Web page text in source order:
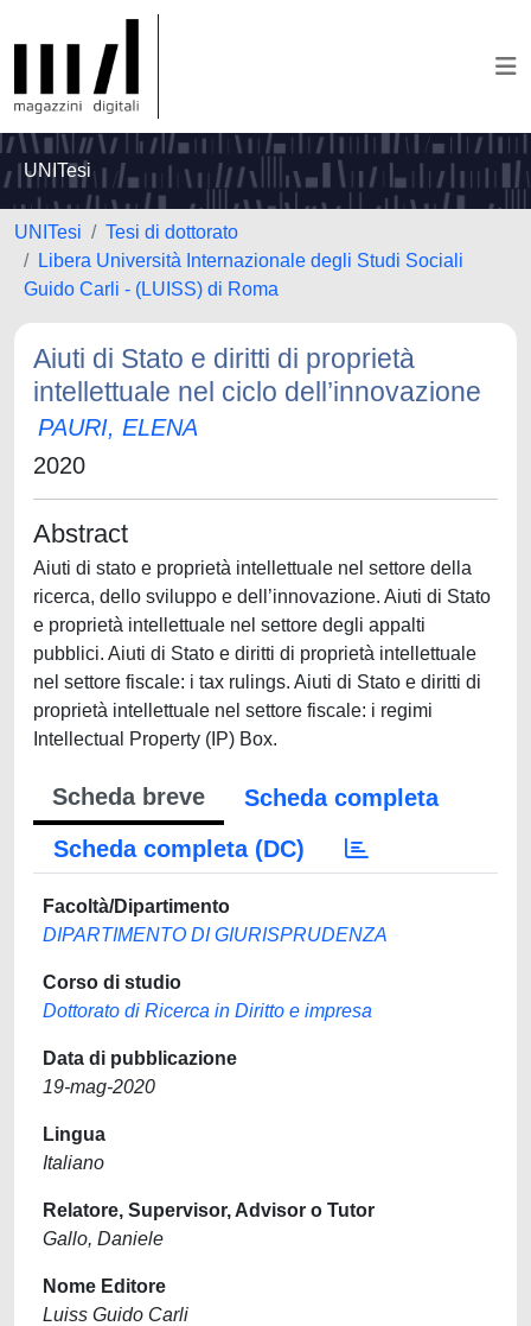
UNITesi
UNITesi
Tesi di dottorato
Libera Università Internazionale degli Studi Sociali
Guido Carli - (LUISS) di Roma
Aiuti di Stato e diritti di proprietà
intellettuale nel ciclo dell’innovazione
PAURI, ELENA
2020
Abstract
Aiuti di stato e proprietà intellettuale nel settore della
ricerca, dello sviluppo e dell’innovazione. Aiuti di Stato
e proprietà intellettuale nel settore degli appalti
pubblici. Aiuti di Stato e diritti di proprietà intellettuale
nel settore fiscale: i tax rulings. Aiuti di Stato e diritti di
proprietà intellettuale nel settore fiscale: i regimi
Intellectual Property (IP) Box.
Scheda breve
Scheda completa
Scheda completa (DC)
Facoltà/Dipartimento
DIPARTIMENTO DI GIURISPRUDENZA
Corso di studio
Dottorato di Ricerca in Diritto e impresa
Data di pubblicazione
19-mag-2020
Lingua
Italiano
Relatore, Supervisor, Advisor o Tutor
Gallo, Daniele
Nome Editore
Luiss Guido Carli